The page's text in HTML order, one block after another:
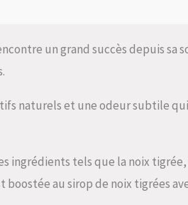
un grand succès depuis sa
naturels et une odeur subtile
ingrédients tels que la noix tigrée,
au sirop de noix tigrées